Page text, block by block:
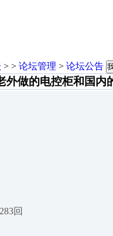
> > 论坛管理 > 论坛公告
外做的电控柜和国内
回